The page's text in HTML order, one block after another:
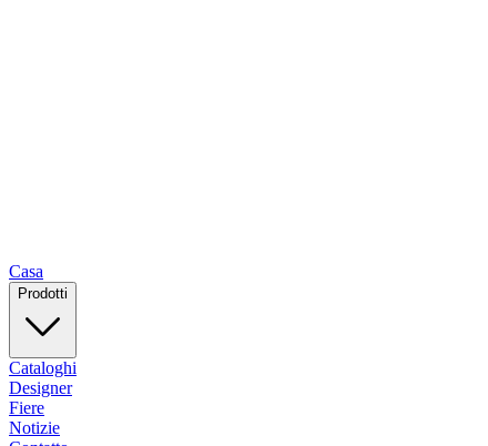
Casa
Prodotti
Cataloghi
Designer
Fiere
Notizie